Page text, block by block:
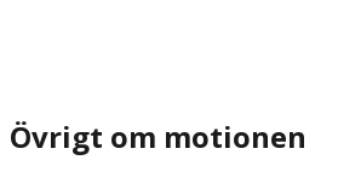
Övrigt om motionen